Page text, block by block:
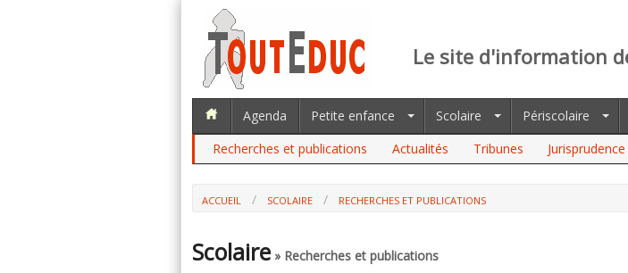
Le site d'information
Agenda Petite enfance Scolaire Périscolaire
Recherches et publications
Actualités Tribunes Jurisprudence
ACCUEIL SCOLAIRE
RECHERCHES ET PUBLICATIONS
L'AFAE)
Scolaire» Recherches et publications